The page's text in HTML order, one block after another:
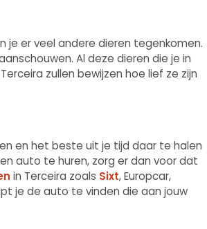
je er veel andere dieren tegenkomen.
Al deze dieren die je in
zullen bewijzen hoe lief ze zijn
en het beste uit je tijd daar te halen
​auto te huren, zorg er dan voor dat
in Terceira zoals Sixt, Europcar,
je de auto te vinden die aan jouw